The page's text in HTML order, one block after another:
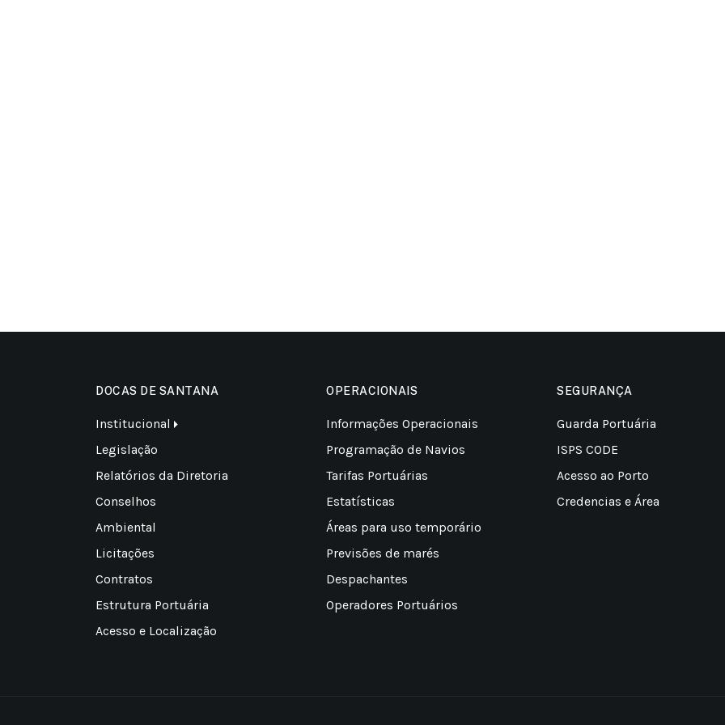
DOCAS DE SANTANA
Institucional
Legislação
Relatórios da Diretoria
Conselhos
Ambiental
Licitações
Contratos
Estrutura Portuária
Acesso e Localização
OPERACIONAIS
Informações Operacionais
Programação de Navios
Tarifas Portuárias
Estatísticas
Áreas para uso temporário
Previsões de marés
Despachantes
Operadores Portuários
SEGURANÇA
Guarda Portuária
ISPS CODE
Acesso ao Porto
Credencias e Área